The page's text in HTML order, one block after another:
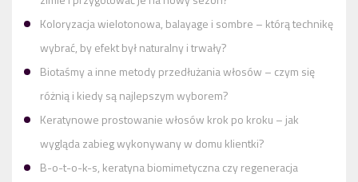
Koloryzacja wielotonowa, balayage i sombre – którą technikę
wybrać, by efekt był naturalny i trwały?
Biotaśmy a inne metody przedłużania włosów – czym się
różnią i kiedy są najlepszym wyborem?
Keratynowe prostowanie włosów krok po kroku – jak
wygląda zabieg wykonywany w domu klientki?
B-o-t-o-k-s, keratyna biomimetyczna czy regeneracja